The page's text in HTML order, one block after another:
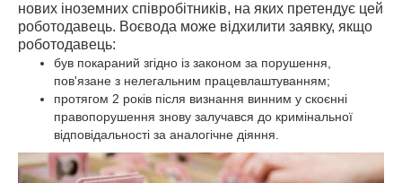
нових іноземних співробітників, на яких претендує цей
роботодавець. Воєвода може відхилити заявку, якщо
роботодавець:
був покараний згідно із законом за порушення,
пов'язане з нелегальним працевлаштуванням;
протягом 2 років після визнання винним у скоєнні
правопорушення знову залучався до кримінальної
відповідальності за аналогічне діяння.